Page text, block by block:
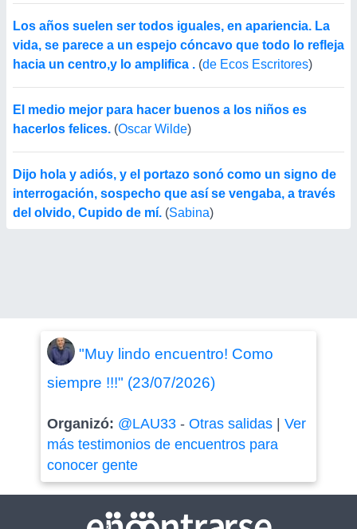
Los años suelen ser todos iguales, en apariencia. La
vida, se parece a un espejo cóncavo que todo lo refleja
hacia un centro,y lo amplifica . (de Ecos Escritores)
El medio mejor para hacer buenos a los niños es
hacerlos felices. (Oscar Wilde)
Dijo hola y adiós, y el portazo sonó como un signo de
interrogación, sospecho que así se vengaba, a través
del olvido, Cupido de mí. (Sabina)
"Muy lindo encuentro! Como
siempre !!!" (23/07/2026)
Organizó: @LAU33- Otras salidas| Ver
más testimonios de encuentros para
conocer gente